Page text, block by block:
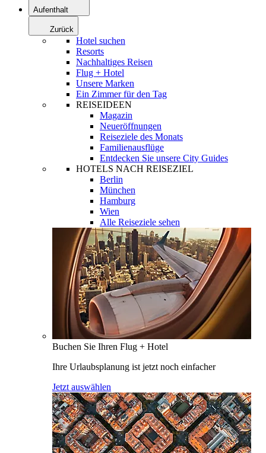
Aufenthalt
Zurück
Hotel suchen
Resorts
Nachhaltiges Reisen
Flug + Hotel
Unsere Marken
Ein Zimmer für den Tag
REISEIDEEN
Magazin
Neueröffnungen
Reiseziele des Monats
Familienausflüge
Entdecken Sie unsere City Guides
HOTELS NACH REISEZIEL
Berlin
München
Hamburg
Wien
Alle Reiseziele sehen
Buchen Sie Ihren Flug + Hotel
Ihre Urlaubsplanung ist jetzt noch einfacher
Jetzt auswählen